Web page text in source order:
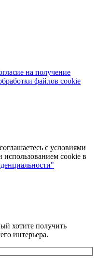
на получение
файлов cookie
с условиями
cookie в
хотите получить
интерьера.